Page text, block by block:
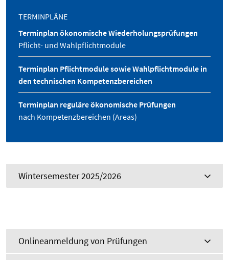
TERMINPLÄNE
Terminplan ökonomische Wiederholungsprüfungen
Pflicht- und Wahlpflichtmodule
Terminplan Pflichtmodule sowie Wahlpflichtmodule in
den technischen Kompetenzbereichen
Terminplan reguläre ökonomische Prüfungen
nach Kompetenzbereichen (Areas)
Wintersemester 2025/2026
Onlineanmeldung von Prüfungen